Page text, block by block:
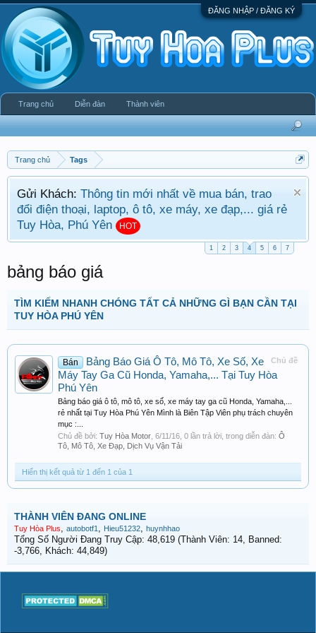
ĐĂNG NHẬP / ĐĂNG KÝ
Trang chủ Tags
Gửi Khách: Thông tin mới nhất về mua bán, trao
đổi điện thoại, laptop, ô tô, xe máy, xe đạp,... giá rẻ
Tuy Hòa, Phú Yên
HOT
1 2 3 4 5 6 7
bảng báo giá
TÌM KIẾM NHANH CHÓNG TẤT CẢ NHỮNG GÌ BẠN CẦN TẠI
TUY HÒA PHÚ YÊN
Chủ đề
Bán
Bảng Báo Giá Ô Tô, Mô Tô, Xe Số, Xe
Máy Tay Ga Cũ Honda, Yamaha,... Tại Tuy Hòa
Phú Yên
Bảng báo giá ô tô, mô tô, xe số, xe máy tay ga cũ Honda, Yamaha,...
rẻ nhất tại Tuy Hòa Phú Yên Mình là Biên Tập Viên phụ trách chuyên
mục :...
Chủ đề bởi: Tuy Hòa Motor 6/11/16 , 0 lần trả lời, trong diễn đàn: Ô
Tô, Mô Tô, Xe Đạp, Dịch Vụ Vận Tải
Hiển thị kết quả từ 1 đến 1 của 1
THÀNH VIÊN ĐANG ONLINE
Tuy Hòa Plus, autobotf1 , Hieu51232, huynhhao
Tổng Số Người Đang Truy Cập: 48,619 (Thành Viên: 14, Banned:
-3,766, Khách: 44,849)
Trang chủ Diễn đàn Thành viên